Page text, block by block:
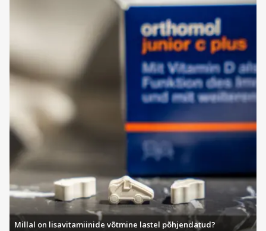
näokreemid
kreemid on allergiavabad ja niklitestitud, pakkudes
samal ajal meeldivat tekstuuri ja kiiret imendumist.
BioNike Aknet – Lahendus rasusele
ja probleemsele nahale
Bionike Aknet sari on mõeldud rasusele ja
probleemsele nahale, sealhulgas aknele kalduvale
tundlikule nahale. Tooted reguleerivad liigset
rasueritust, vähendavad läiget ja aitavad ennetada
vistrike teket. Kõik tooted on nahka tasakaalustavad ja
õrnatoimelised ning ei ummista poore, pakkudes
lahendust probleemsele nahale ilma ärrituseta.
Millal on lisavitamiinide võtmine lastel põhjendatud?